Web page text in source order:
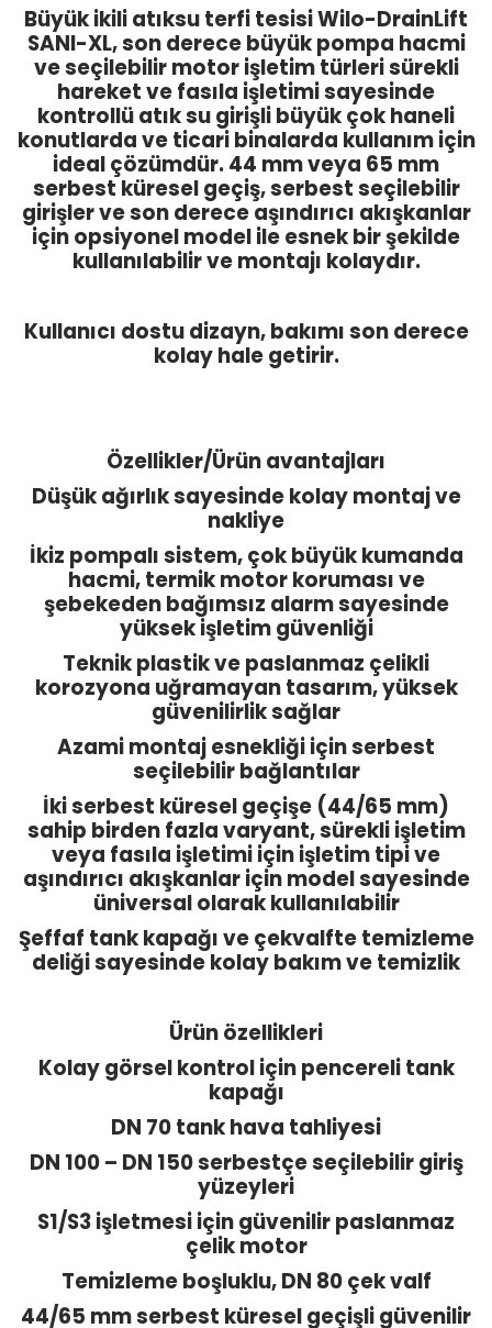
Büyük ikili atıksu terfi tesisi Wilo-DrainLift
SANI-XL, son derece büyük pompa hacmi
ve seçilebilir motor işletim türleri sürekli
hareket ve fasıla işletimi sayesinde
kontrollü atık su girişli büyük çok haneli
konutlarda ve ticari binalarda kullanım için
ideal çözümdür. 44 mm veya 65 mm
serbest küresel geçiş, serbest seçilebilir
girişler ve son derece aşındırıcı akışkanlar
için opsiyonel model ile esnek bir şekilde
kullanılabilir ve montajı kolaydır.
Kullanıcı dostu dizayn, bakımı son derece
kolay hale getirir.
Özellikler/Ürün avantajları
Düşük ağırlık sayesinde kolay montaj ve
nakliye
İkiz pompalı sistem, çok büyük kumanda
hacmi, termik motor koruması ve
şebekeden bağımsız alarm sayesinde
yüksek işletim güvenliği
Teknik plastik ve paslanmaz çelikli
korozyona uğramayan tasarım, yüksek
güvenilirlik sağlar
Azami montaj esnekliği için serbest
seçilebilir bağlantılar
İki serbest küresel geçişe (44/65 mm)
sahip birden fazla varyant, sürekli işletim
veya fasıla işletimi için işletim tipi ve
aşındırıcı akışkanlar için model sayesinde
üniversal olarak kullanılabilir
Şeffaf tank kapağı ve çekvalfte temizleme
deliği sayesinde kolay bakım ve temizlik
Ürün özellikleri
Kolay görsel kontrol için pencereli tank
kapağı
DN 70 tank hava tahliyesi
DN 100 – DN 150 serbestçe seçilebilir giriş
yüzeyleri
S1/S3 işletmesi için güvenilir paslanmaz
çelik motor
Temizleme boşluklu, DN 80 çek valf
44/65 mm serbest küresel geçişli güvenilir